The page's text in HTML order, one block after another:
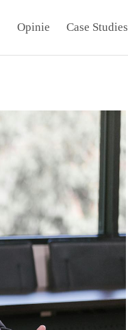
Opinie Case Studies